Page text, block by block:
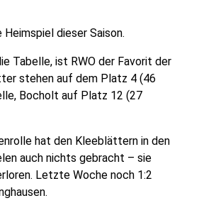
dieser Saison.
Tabelle, ist RWO der Favorit der
stehen auf dem Platz 4 (46
Bocholt auf Platz 12 (27
hat den Kleeblättern in den
auch nichts gebracht – sie
Letzte Woche noch 1:2